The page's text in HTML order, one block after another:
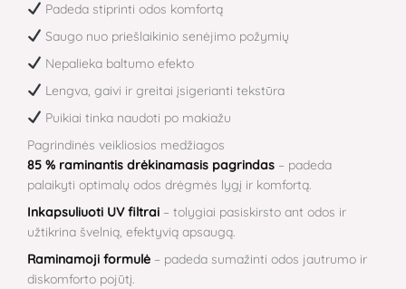
Padeda stiprinti odos komfortą
Saugo nuo priešlaikinio senėjimo požymių
Nepalieka baltumo efekto
Lengva, gaivi ir greitai įsigerianti tekstūra
Puikiai tinka naudoti po makiažu
Pagrindinės veikliosios medžiagos
85 % raminantis drėkinamasis pagrindas – padeda
palaikyti optimalų odos drėgmės lygį ir komfortą.
Inkapsuliuoti UV filtrai – tolygiai pasiskirsto ant odos ir
užtikrina švelnią, efektyvią apsaugą.
Raminamoji formulė – padeda sumažinti odos jautrumo ir
diskomforto pojūtį.